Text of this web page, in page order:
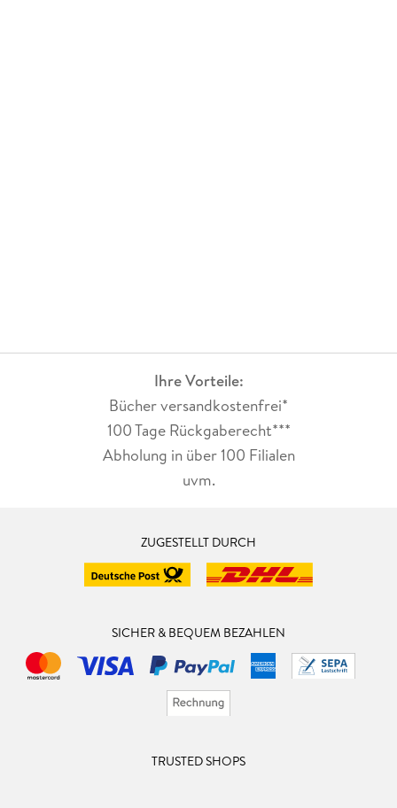
Ihre Vorteile:
Bücher versandkostenfrei*
100 Tage Rückgaberecht***
Abholung in über 100 Filialen
uvm.
ZUGESTELLT DURCH
SICHER & BEQUEM BEZAHLEN
TRUSTED SHOPS